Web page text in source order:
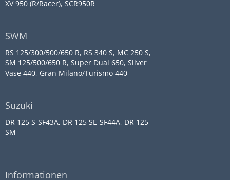
XV 950 (R/Racer), SCR950R
SWM
RS 125/300/500/650 R, RS 340 S, MC 250 S,
SM 125/500/650 R, Super Dual 650, Silver
Vase 440, Gran Milano/Turismo 440
Suzuki
DR 125 S-SF43A, DR 125 SE-SF44A, DR 125
SM
Informationen